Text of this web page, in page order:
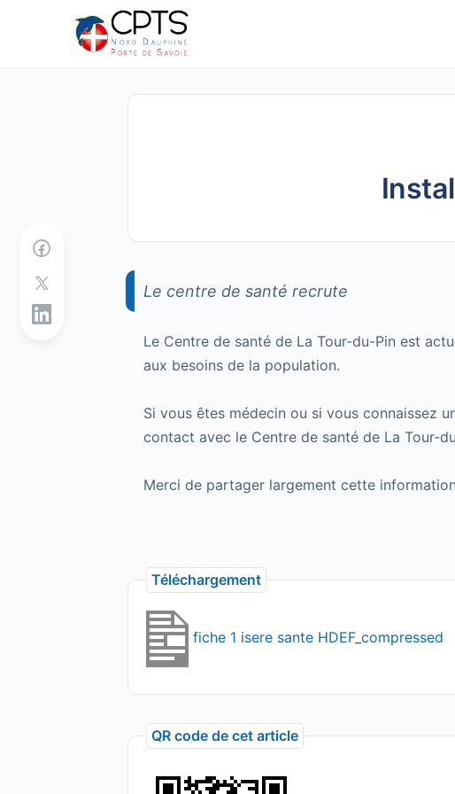
Le centre de santé recrute
Le Centre de santé de La Tour-du-Pin est
aux besoins de la population.
Si vous êtes médecin ou si vous connaissez
contact avec le Centre de santé de La Tour-
Merci de partager largement cette
Téléchargement
fiche 1 isere sante HDEF_compressed
QR code de cet article